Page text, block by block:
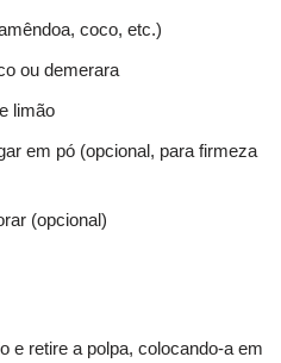
coco, etc.)
ou demerara
limão
em pó (opcional, para firmeza
(opcional)
e retire a polpa, colocando-a em